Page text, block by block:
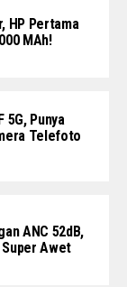
HP Pertama
MAh!
5G, Punya
Telefoto
ANC 52dB,
Awet